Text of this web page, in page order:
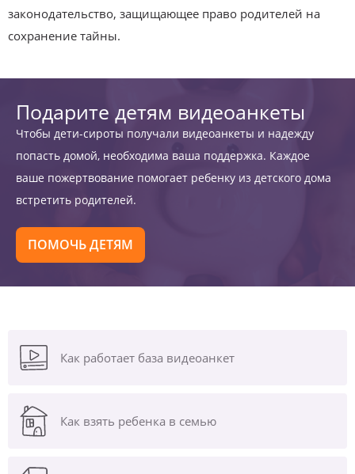
законодательство, защищающее право родителей на
сохранение тайны.
Подарите детям видеоанкеты
Чтобы дети-сироты получали видеоанкеты и надежду
попасть домой, необходима ваша поддержка. Каждое
ваше пожертвование помогает ребенку из детского дома
встретить родителей.
ПОМОЧЬ ДЕТЯМ
Как работает база видеоанкет
Как взять ребенка в семью